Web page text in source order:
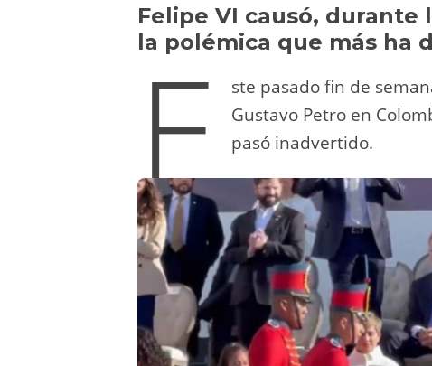
y d
o
n
a
m
A
p
p
b
o
o
k
t
Felipe VI causó, durante
la polémica que más ha
E
ste pasado fin de
Gustavo Petro en
pasó inadvertido.